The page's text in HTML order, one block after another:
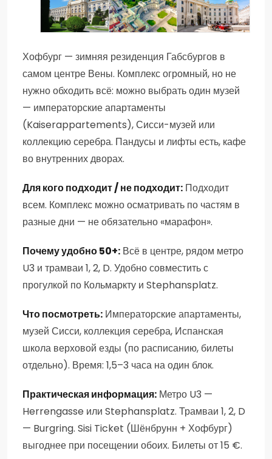
ПЕШАЯ ЭКСКУРСИЯ ПО
ОПЕРА, АЛЬБЕРТИНА,
ХОФБУРГ
ВХОДНОЙ БИЛЕТ В
СОКРОВИЩНИЦУ ХОФБУРГ
НОВЫЙ ДВОРЕЦ ХОФБУРГ С
БИЛЕТОМ
Хофбург — зимняя резиденция Габсбургов в
самом центре Вены. Комплекс огромный, но не
нужно обходить всё: можно выбрать один музей
— императорские апартаменты
(Kaiserappartements), Сисси-музей или
коллекцию серебра. Пандусы и лифты есть, кафе
во внутренних дворах.
Для кого подходит / не подходит: Подходит
всем. Комплекс можно осматривать по частям в
разные дни — не обязательно «марафон».
Почему удобно 50+: Всё в центре, рядом метро
U3 и трамваи 1, 2, D. Удобно совместить с
прогулкой по Кольмаркту и Stephansplatz.
Что посмотреть: Императорские апартаменты,
музей Сисси, коллекция серебра, Испанская
школа верховой езды (по расписанию, билеты
отдельно). Время: 1,5–3 часа на один блок.
Практическая информация: Метро U3 —
Herrengasse или Stephansplatz. Трамваи 1, 2, D
— Burgring. Sisi Ticket (Шёнбрунн + Хофбург)
выгоднее при посещении обоих. Билеты от 15 €.